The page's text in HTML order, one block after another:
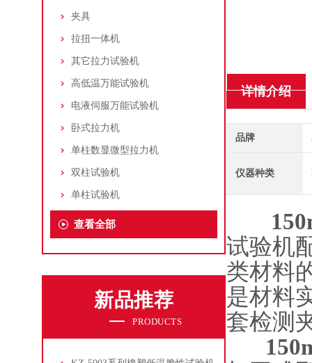
夹具
拉扭一体机
其它拉力试验机
高低温万能试验机
电液伺服万能试验机
卧式拉力机
单柱数显微型拉力机
双柱试验机
单柱试验机
查看全部
新品推荐
PRODUCTS
详情介绍
品牌
仪器种类
试验机
类材料
是材料
套检测